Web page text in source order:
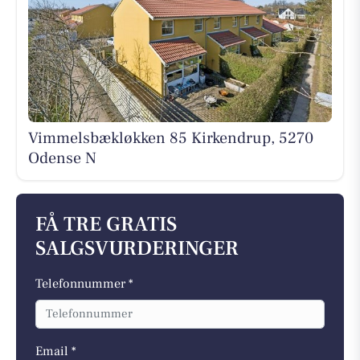
Vimmelsbækløkken 85 Kirkendrup, 5270
Odense N
FÅ TRE GRATIS
SALGSVURDERINGER
Telefonnummer *
Email *